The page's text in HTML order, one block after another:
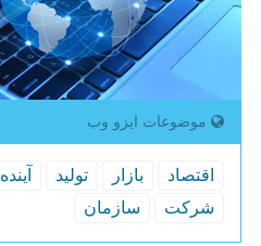
موضوعات ایزو وب
اقتصاد بازار تولید آینده
شركت
سازمان